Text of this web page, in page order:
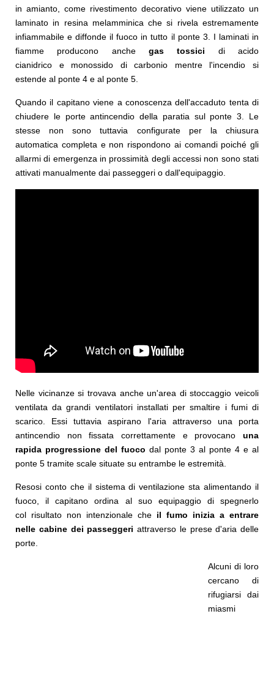
in amianto, come rivestimento decorativo viene utilizzato un
laminato in resina melamminica che si rivela estremamente
infiammabile e diffonde il fuoco in tutto il ponte 3. I laminati in
fiamme producono anche gas tossici di acido
cianidrico e monossido di carbonio mentre l'incendio si
estende al ponte 4 e al ponte 5.
Quando il capitano viene a conoscenza dell'accaduto tenta di
chiudere le porte antincendio della paratia sul ponte 3. Le
stesse non sono tuttavia configurate per la chiusura
automatica completa e non rispondono ai comandi poiché gli
allarmi di emergenza in prossimità degli accessi non sono stati
attivati ​​manualmente dai passeggeri o dall'equipaggio.
Nelle vicinanze si trovava anche un'area di stoccaggio veicoli
ventilata da grandi ventilatori installati per smaltire i fumi di
scarico. Essi tuttavia aspirano l'aria attraverso una porta
antincendio non fissata correttamente e provocano una
rapida progressione del fuoco dal ponte 3 al ponte 4 e al
ponte 5 tramite scale situate su entrambe le estremità.
Resosi conto che il sistema di ventilazione sta alimentando il
fuoco, il capitano ordina al suo equipaggio di spegnerlo
col risultato non intenzionale che il fumo inizia a entrare
nelle cabine dei passeggeri attraverso le prese d'aria delle
porte.
Alcuni di loro
cercano di
rifugiarsi dai
miasmi